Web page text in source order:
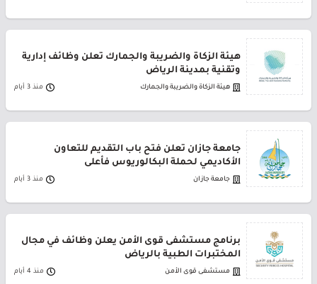
هيئة الزكاة والضريبة والجمارك تعلن وظائف إدارية
وتقنية بمدينة الرياض
هيئة الزكاة والضريبة والجمارك منذ 3 أيام
جامعة جازان تعلن فتح باب التقديم للتعاون
الأكاديمي لحملة البكالوريوس فأعلى
جامعة جازان منذ 3 أيام
برنامج مستشفى قوى الأمن يعلن وظائف في مجال
المختبرات الطبية بالرياض
مستشفى قوى الأمن منذ 4 أيام